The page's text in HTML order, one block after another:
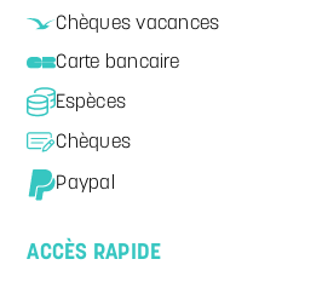
Chèques vacances
Carte bancaire
Espèces
Chèques
Paypal
ACCÈS RAPIDE